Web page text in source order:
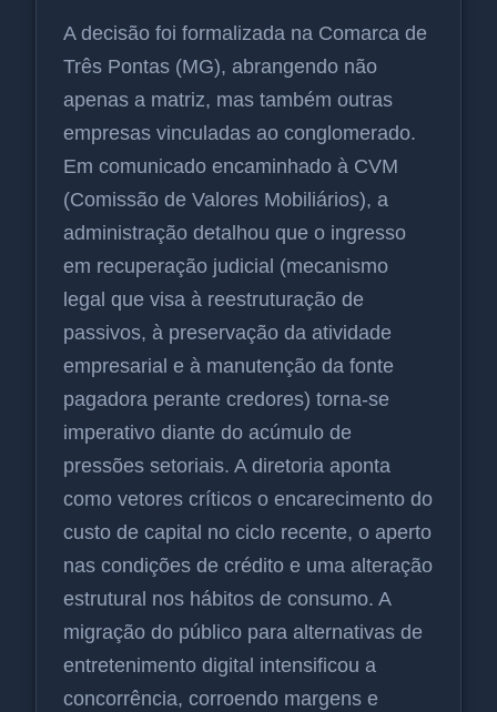
A decisão foi formalizada na Comarca de
Três Pontas (MG), abrangendo não
apenas a matriz, mas também outras
empresas vinculadas ao conglomerado.
Em comunicado encaminhado à CVM
(Comissão de Valores Mobiliários), a
administração detalhou que o ingresso
em recuperação judicial (mecanismo
legal que visa à reestruturação de
passivos, à preservação da atividade
empresarial e à manutenção da fonte
pagadora perante credores) torna-se
imperativo diante do acúmulo de
pressões setoriais. A diretoria aponta
como vetores críticos o encarecimento do
custo de capital no ciclo recente, o aperto
nas condições de crédito e uma alteração
estrutural nos hábitos de consumo. A
migração do público para alternativas de
entretenimento digital intensificou a
concorrência, corroendo margens e